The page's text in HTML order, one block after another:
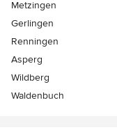
Metzingen
Gerlingen
Renningen
Asperg
Wildberg
Waldenbuch